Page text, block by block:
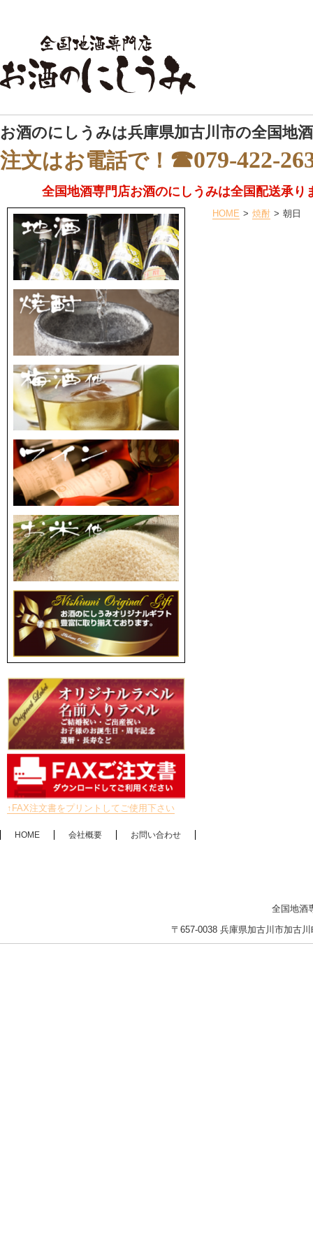
お酒のにしうみは兵庫県加古川市の全国地
注文はお電話で！ ☎079-422-
全国地酒専門店お酒のにしうみは全国配送承り
↑FAX注文書をプリントしてご使用下さい
HOME 焼酎 朝日
HOME 会社概要 お問い合わせ
全国地酒
〒657-0038 兵庫県加古川市加古